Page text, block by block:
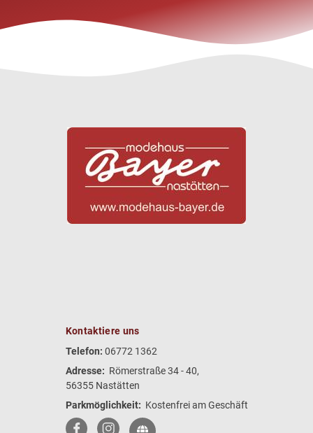
Kontaktiere uns
Telefon: 06772 1362
Adresse: Römerstraße 34 - 40,
56355 Nastätten
Parkmöglichkeit: Kostenfrei am Geschäft